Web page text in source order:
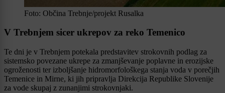
Foto: Občina Trebnje/projekt Rusalka
V Trebnjem sicer ukrepov za reko Temenico
Te dni je v Trebnjem potekala predstavitev strokovnih podlag za
sistemsko povezane ukrepe za zmanjševanje poplavne in erozijske
ogroženosti ter izboljšanje hidromorfološkega stanja voda v porečjih
Temenice in Mirne, ki jih pripravlja Direkcija Republike Slovenije
za vode skupaj z zunanjimi strokovnjaki.